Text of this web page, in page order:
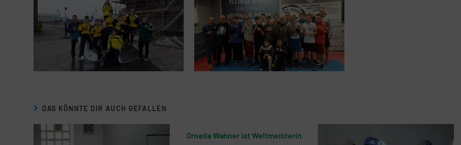
DAS KÖNNTE DIR AUCH GEFALLEN
Ornella Wahner ist Weltmeisterin